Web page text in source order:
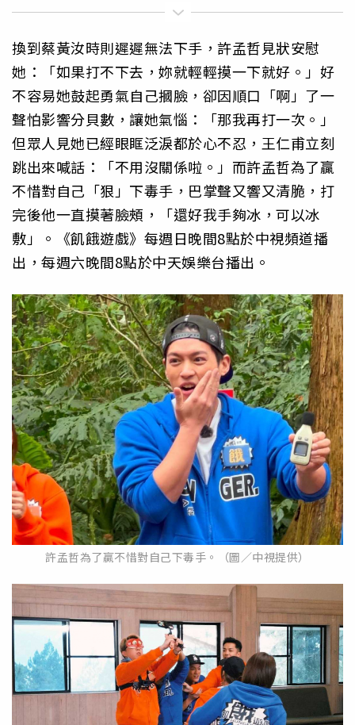
換到蔡黃汝時則遲遲無法下手，許孟哲見狀安慰
她：「如果打不下去，妳就輕輕摸一下就好。」好
不容易她鼓起勇氣自己摑臉，卻因順口「啊」了一
聲怕影響分貝數，讓她氣惱：「那我再打一次。」
但眾人見她已經眼眶泛淚都於心不忍，王仁甫立刻
跳出來喊話：「不用沒關係啦。」而許孟哲為了贏
不惜對自己「狠」下毒手，巴掌聲又響又清脆，打
完後他一直摸著臉頰，「還好我手夠冰，可以冰
敷」。《飢餓遊戲》每週日晚間8點於中視頻道播
出，每週六晚間8點於中天娛樂台播出。
許孟哲為了贏不惜對自己下毒手。（圖／中視提供）